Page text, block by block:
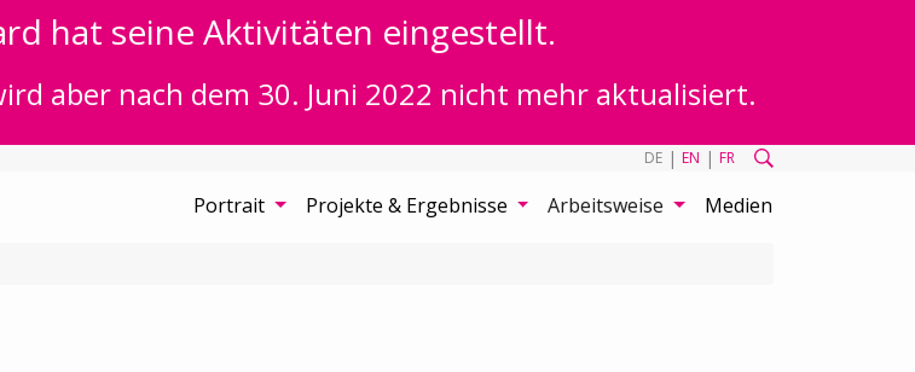
hat seine Aktivitäten eingestellt.
aber nach dem 30. Juni 2022 nicht mehr aktualisiert.
DE | EN | FR
Portrait Projekte & Ergebnisse Arbeitsweise Medien